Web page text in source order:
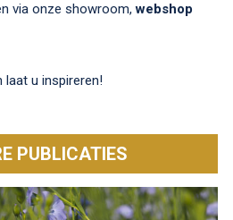
via onze showroom,webshop
laat u inspireren!
PUBLICATIES